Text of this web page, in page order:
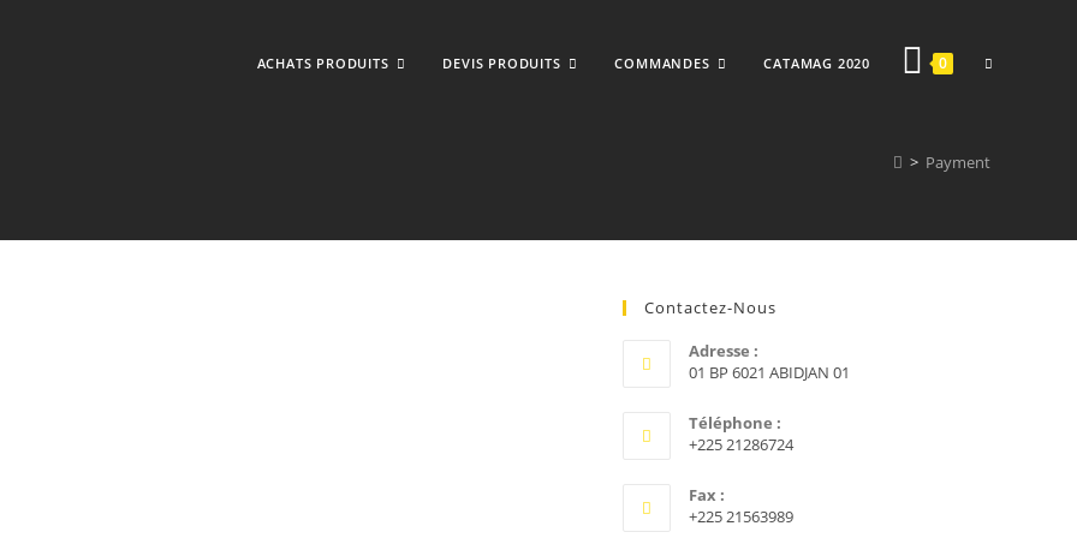
ACHATS PRODUITS DEVIS PRODUITS COMMANDES CATAMAG 2020 0 TOGGLE
> Payment
Contactez-Nous
Adresse :
01 BP 6021 ABIDJAN 01
Téléphone :
+225 21286724
Fax :
+225 21563989